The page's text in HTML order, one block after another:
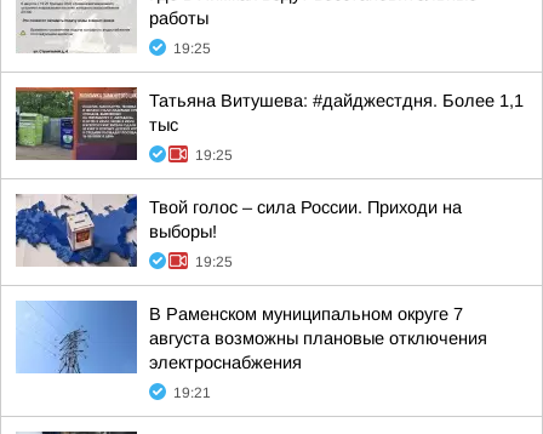
работы
19:25
Татьяна Витушева: #дайджестдня. Более 1,1
тыс
19:25
Твой голос – сила России. Приходи на
выборы!
19:25
В Раменском муниципальном округе 7
августа возможны плановые отключения
электроснабжения
19:21